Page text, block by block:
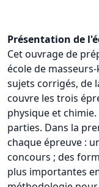
Présentation de
Cet ouvrage de
école de
sujets corrigés, de
couvre les trois
physique et
parties. Dans la
chaque épreuve :
concours ; des
plus importantes